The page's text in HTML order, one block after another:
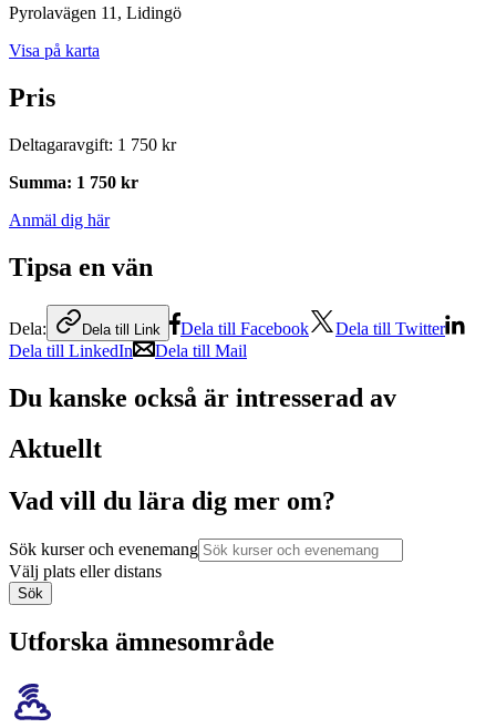
Pyrolavägen 11 , Lidingö
Visa på karta
Pris
Deltagaravgift: 1 750 kr
Summa: 1 750 kr
Anmäl dig här
Tipsa en vän
Dela: Dela till Link Dela till Facebook
Dela till Twitter
Dela till LinkedIn
Dela till Mail
Du kanske också är intresserad av
Aktuellt
Vad vill du lära dig mer om?
Sök kurser och evenemang
Välj plats eller distans
Sök
Utforska ämnesområde